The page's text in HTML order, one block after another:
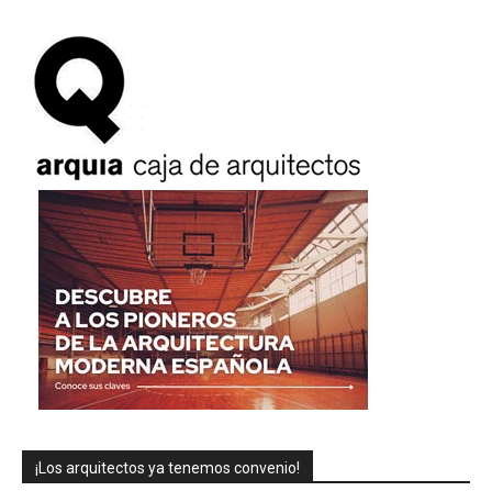
¡Los arquitectos ya tenemos convenio!